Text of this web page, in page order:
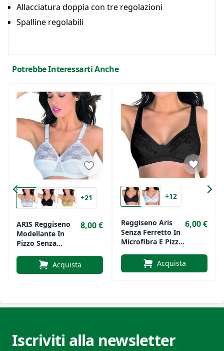
Allacciatura doppia con tre regolazioni
Spalline regolabili
Potrebbe Interessarti Anche
+21
ARIS Reggiseno
Modellante In
Pizzo Senza
8,00 €
Acquista
+12
Reggiseno Aris
Senza Ferretto In
Microfibra E Pizzo
6,00 €
Acquista
Iscriviti alla newsletter